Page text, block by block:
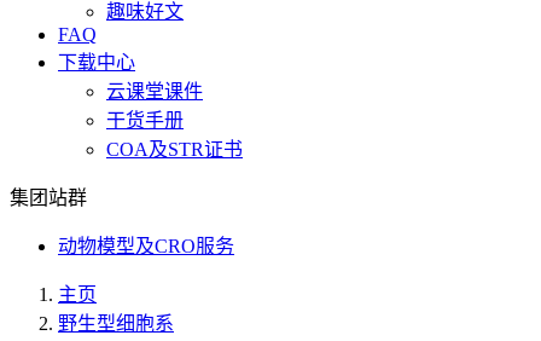
趣味好文
FAQ
下载中心
云课堂课件
干货手册
COA及STR证书
集团站群
动物模型及CRO服务
主页
野生型细胞系